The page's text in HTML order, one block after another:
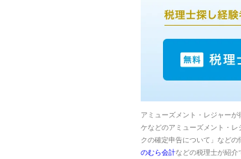
アミューズメント・レジャー
ケなどのアミューズメント・
クの確定申告について」など
のむら会計などの税理士が紹介